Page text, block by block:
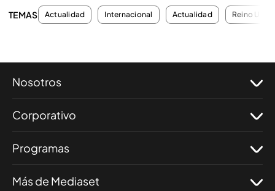
TEMAS Actualidad Internacional Actualidad Reino
Nosotros
Corporativo
Programas
Más de Mediaset